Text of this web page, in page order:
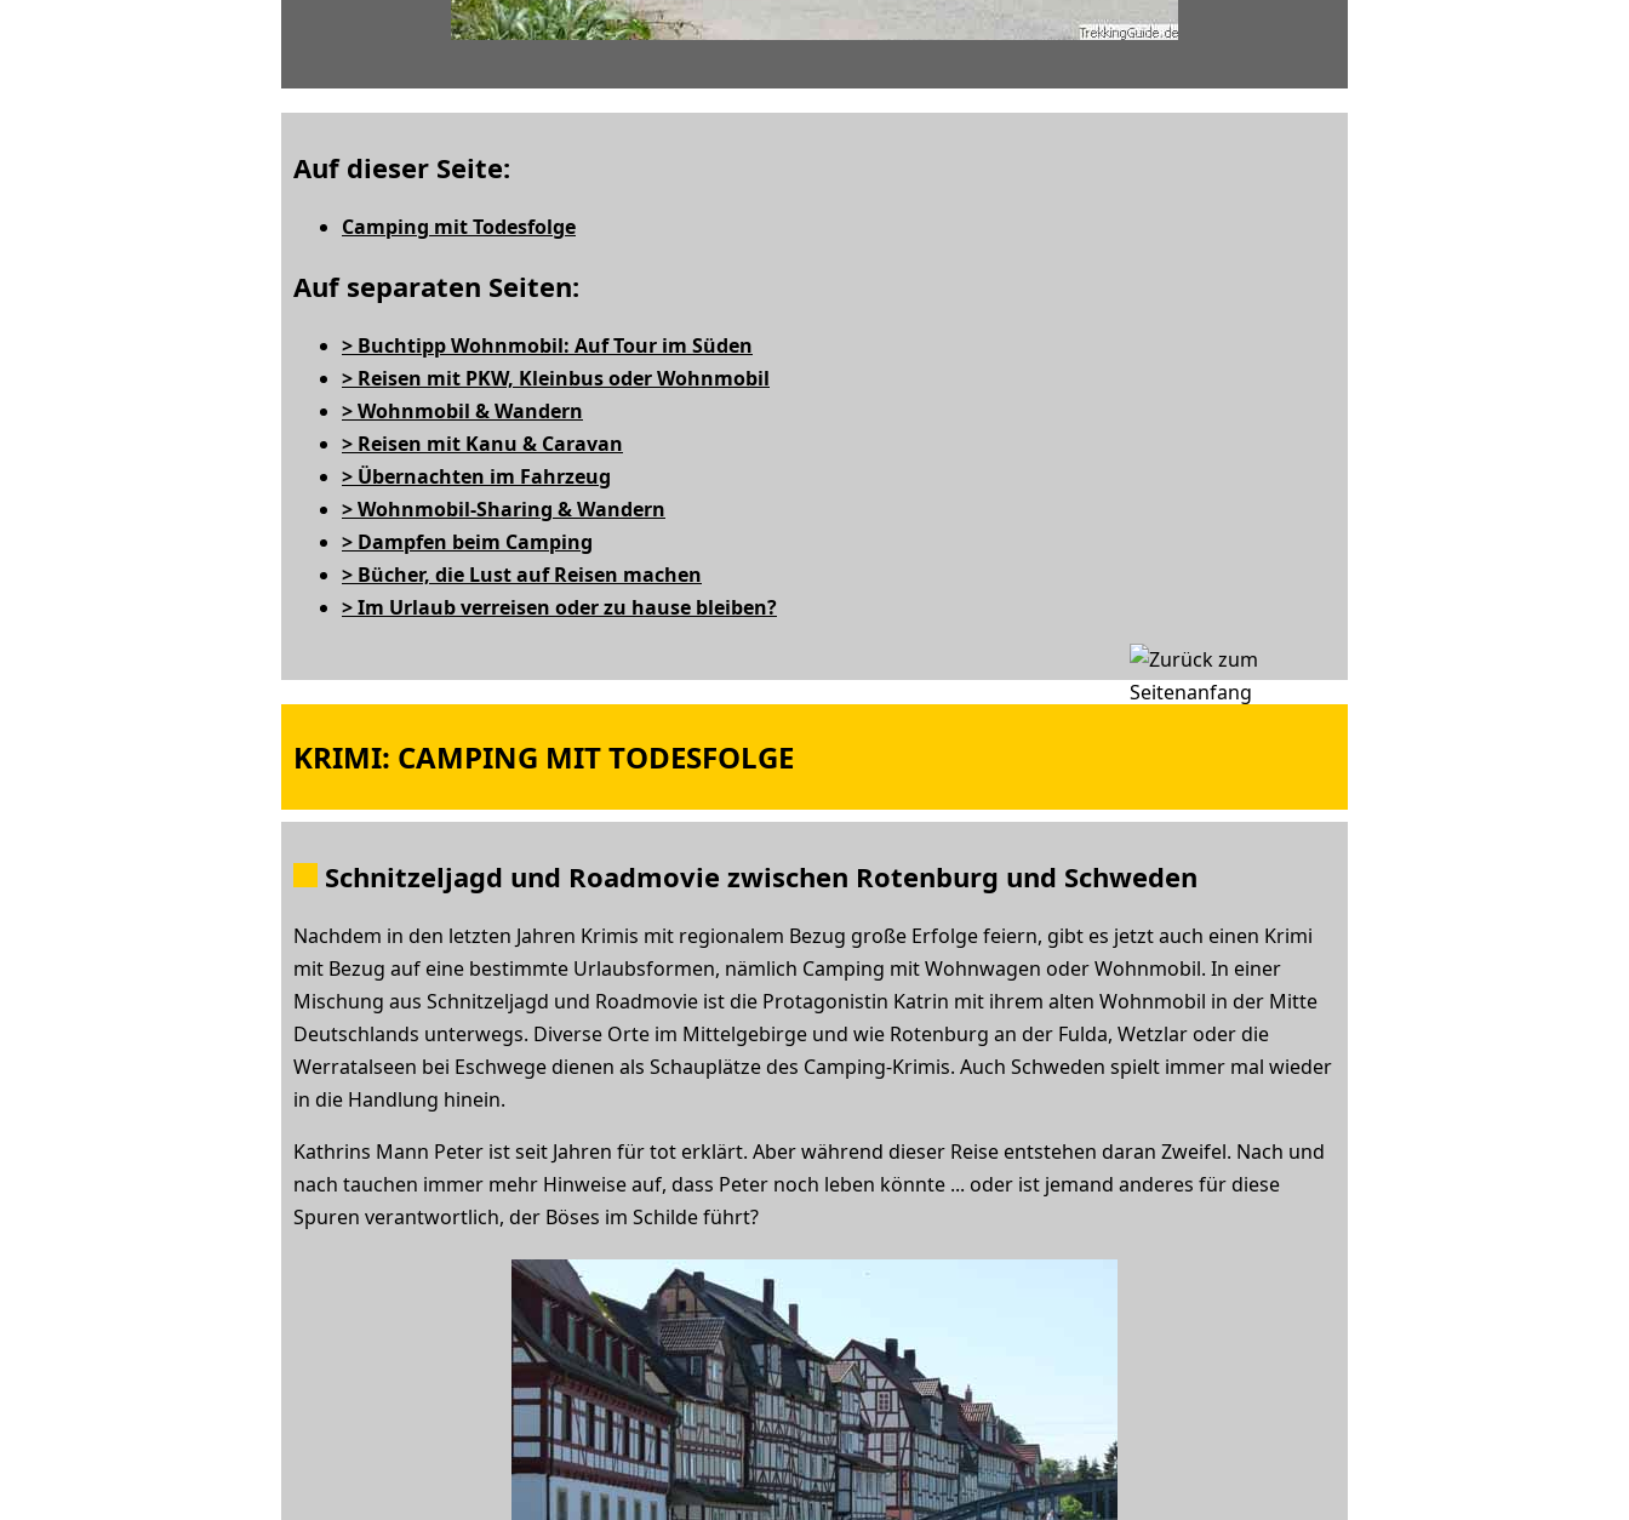
Auf dieser Seite:
Camping mit Todesfolge
Auf separaten Seiten:
> Buchtipp Wohnmobil: Auf Tour im Süden
> Reisen mit PKW, Kleinbus oder Wohnmobil
> Wohnmobil & Wandern
> Reisen mit Kanu & Caravan
> Übernachten im Fahrzeug
> Wohnmobil-Sharing & Wandern
> Dampfen beim Camping
> Bücher, die Lust auf Reisen machen
> Im Urlaub verreisen oder zu hause bleiben?
KRIMI: CAMPING MIT TODESFOLGE
Schnitzeljagd und Roadmovie zwischen Rotenburg und Schweden
Nachdem in den letzten Jahren Krimis mit regionalem Bezug große Erfolge feiern, gibt es jetzt auch einen Krimi
mit Bezug auf eine bestimmte Urlaubsformen, nämlich Camping mit Wohnwagen oder Wohnmobil. In einer
Mischung aus Schnitzeljagd und Roadmovie ist die Protagonistin Katrin mit ihrem alten Wohnmobil in der Mitte
Deutschlands unterwegs. Diverse Orte im Mittelgebirge und wie Rotenburg an der Fulda, Wetzlar oder die
Werratalseen bei Eschwege dienen als Schauplätze des Camping-Krimis. Auch Schweden spielt immer mal wieder
in die Handlung hinein.
Kathrins Mann Peter ist seit Jahren für tot erklärt. Aber während dieser Reise entstehen daran Zweifel. Nach und
nach tauchen immer mehr Hinweise auf, dass Peter noch leben könnte ... oder ist jemand anderes für diese
Spuren verantwortlich, der Böses im Schilde führt?